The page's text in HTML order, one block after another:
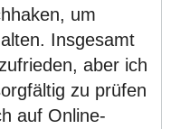
um
Insgesamt
aber ich
zu prüfen
auf Online-